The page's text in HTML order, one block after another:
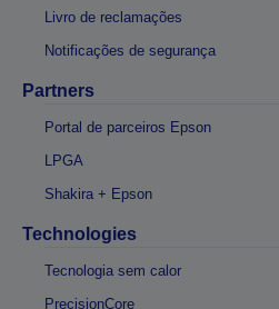
Livro de reclamações
Notificações de segurança
Partners
Portal de parceiros Epson
LPGA
Shakira + Epson
Technologies
Tecnologia sem calor
PrecisionCore